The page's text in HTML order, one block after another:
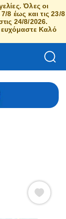
Όλες οι
8 έως και τις 23/8
24/8/2026.
Καλό